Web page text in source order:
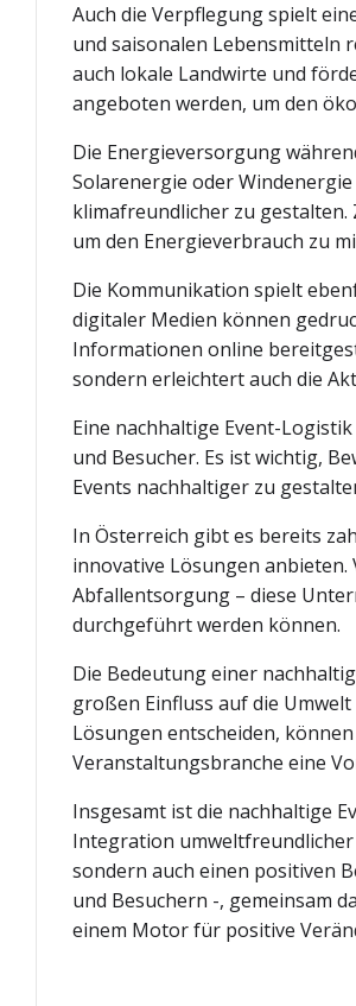
Auch die Verpflegung spielt
und saisonalen Lebensmitteln
auch lokale Landwirte und
angeboten werden, um den
Die Energieversorgung
Solarenergie oder
klimafreundlicher zu
um den Energieverbrauch zu
Die Kommunikation spielt
digitaler Medien können
Informationen online
sondern erleichtert auch die
Eine nachhaltige Event-
und Besucher. Es ist wichtig,
Events nachhaltiger zu
In Österreich gibt es bereits
innovative Lösungen
Abfallentsorgung – diese
durchgeführt werden können.
Die Bedeutung einer
großen Einfluss auf die
Lösungen entscheiden,
Veranstaltungsbranche eine
Insgesamt ist die nachhaltige
Integration
sondern auch einen positiven
und Besuchern -, gemeinsam
einem Motor für positive